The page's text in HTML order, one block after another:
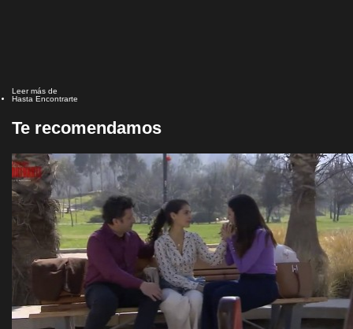
Leer más de
Hasta Encontrarte
Te recomendamos